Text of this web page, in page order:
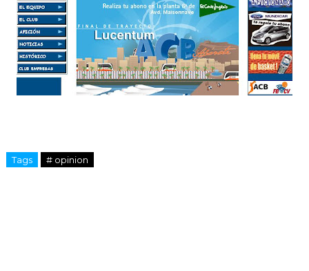
Tags # opinion